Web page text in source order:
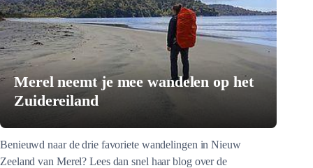
Merel neemt je mee wandelen op het
Zuidereiland
Benieuwd naar de drie favoriete wandelingen in Nieuw
Zeeland van Merel? Lees dan snel haar blog over de